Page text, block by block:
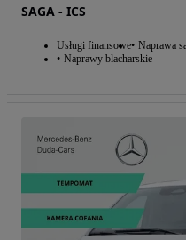
SAGA - ICS
Usługi finansowe Naprawa
Naprawy blacharskie